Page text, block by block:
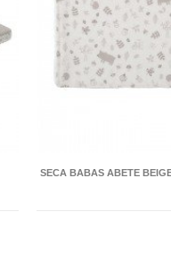
SECA BABAS ABETE